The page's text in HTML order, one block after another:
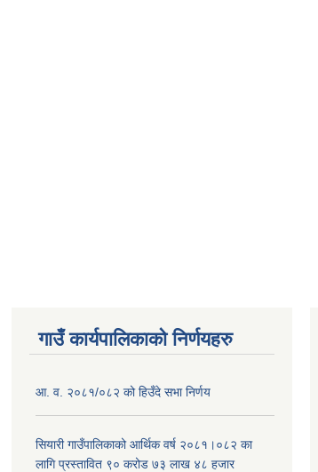
गाउँ कार्यपालिकाको निर्णयहरु
आ. व. २०८१/०८२ को हिउँदे सभा निर्णय
सियारी गाउँपालिकाको आर्थिक वर्ष २०८१।०८२ का
लागि प्रस्तावित ९० करोड ७३ लाख ४८ हजार